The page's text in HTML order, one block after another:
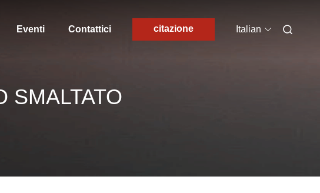
Eventi Contattici citazione Italian
SMALTATO